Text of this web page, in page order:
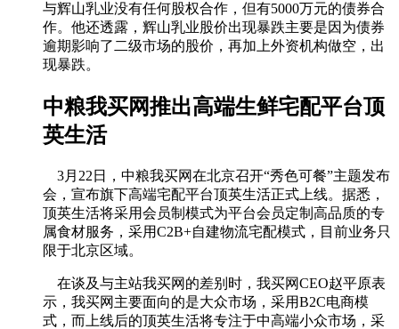
与辉山乳业没有任何股权合作，但有5000万元的债券合
作。他还透露，辉山乳业股价出现暴跌主要是因为债券
逾期影响了二级市场的股价，再加上外资机构做空，出
现暴跌。
中粮我买网推出高端生鲜宅配平台顶
英生活
3月22日，中粮我买网在北京召开“秀色可餐”主题发布
会，宣布旗下高端宅配平台顶英生活正式上线。据悉，
顶英生活将采用会员制模式为平台会员定制高品质的专
属食材服务，采用C2B+自建物流宅配模式，目前业务只
限于北京区域。
在谈及与主站我买网的差别时，我买网CEO赵平原表
示，我买网主要面向的是大众市场，采用B2C电商模
式，而上线后的顶英生活将专注于中高端小众市场，采